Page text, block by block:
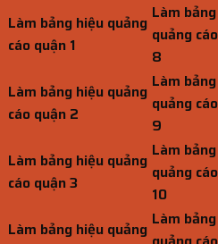
Làm bảng hiệu quảng
cáo quận 1
Làm
quảng
8
Làm bảng hiệu quảng
cáo quận 2
Làm
quảng
9
Làm bảng hiệu quảng
cáo quận 3
Làm
quảng
10
Làm bảng hiệu quảng Làm